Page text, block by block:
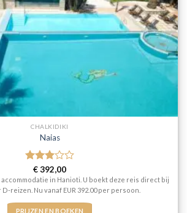
CHALKIDIKI
Naias
Gewaardeerd
3uit 5
€392,00
in Hanioti. U boekt deze reis direct bij
reizen. Nu vanaf EUR 392.00 per persoon.
PRIJZEN EN BOEKEN